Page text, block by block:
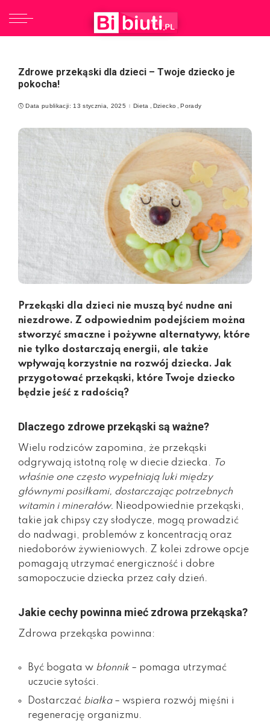
Zdrowe przekąski dla dzieci – Twoje dziecko je
pokocha!
Data publikacji: 13 stycznia, 2025 Dieta Dziecko Porady
Przekąski dla dzieci nie muszą być nudne ani
niezdrowe. Z odpowiednim podejściem można
stworzyć smaczne i pożywne alternatywy, które
nie tylko dostarczają energii, ale także
wpływają korzystnie na rozwój dziecka. Jak
przygotować przekąski, które Twoje dziecko
będzie jeść z radością?
Dlaczego zdrowe przekąski są ważne?
Wielu rodziców zapomina, że przekąski
odgrywają istotną rolę w diecie dziecka. To
właśnie one często wypełniają luki między
głównymi posiłkami, dostarczając potrzebnych
witamin i minerałów. Nieodpowiednie przekąski,
takie jak chipsy czy słodycze, mogą prowadzić
do nadwagi, problemów z koncentracją oraz
niedoborów żywieniowych. Z kolei zdrowe opcje
pomagają utrzymać energiczność i dobre
samopoczucie dziecka przez cały dzień.
Jakie cechy powinna mieć zdrowa przekąska?
Zdrowa przekąska powinna:
Być bogata w błonnik– pomaga utrzymać
uczucie sytości.
Dostarczać białka– wspiera rozwój mięśni i
regenerację organizmu.